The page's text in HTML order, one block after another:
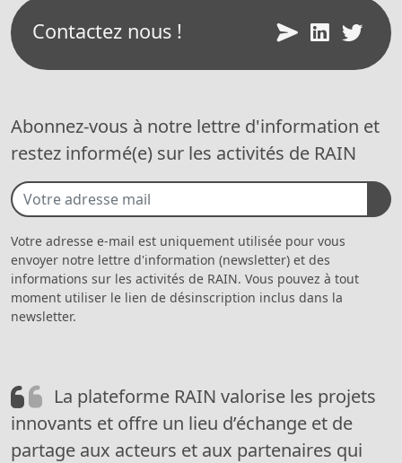
Contactez nous !
Abonnez-vous à notre lettre d'information et
restez informé(e) sur les activités de RAIN
Votre adresse e-mail est uniquement utilisée pour vous
envoyer notre lettre d'information (newsletter) et des
informations sur les activités de RAIN. Vous pouvez à tout
moment utiliser le lien de désinscription inclus dans la
newsletter.
La plateforme RAIN valorise les projets
innovants et offre un lieu d’échange et de
partage aux acteurs et aux partenaires qui